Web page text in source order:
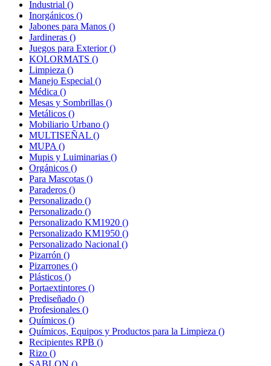
Industrial ()
Inorgánicos ()
Jabones para Manos ()
Jardineras ()
Juegos para Exterior()
KOLORMATS ()
Limpieza ()
Manejo Especial ()
Médica ()
Mesas y Sombrillas ()
Metálicos ()
Mobiliario Urbano ()
MULTISEÑAL ()
MUPA ()
Mupis y Luiminarias ()
Orgánicos ()
Para Mascotas ()
Paraderos ()
Personalizado ()
Personalizado ()
Personalizado KM1920 ()
Personalizado KM1950 ()
Personalizado Nacional ()
Pizarrón ()
Pizarrones ()
Plásticos ()
Portaextintores ()
Prediseñado ()
Profesionales ()
Químicos ()
Químicos, Equipos y Productos para la Limpieza ()
Recipientes RPB ()
Rizo ()
SABLON ()